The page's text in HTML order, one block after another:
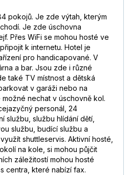
pokojů. Je zde výtah, kterým
Je zde úschovna
Přes WiFi se mohou hosté ve
k internetu. Hotel je
pro handicapované. V
a bar. Jsou zde i různé
také TV místnost a dětská
v garáži nebo na
nechat v úschovně kol.
personál, 24
službu, službu hlídání dětí,
službu, budící službu a
shuttleservis. Aktivní hosté,
na kole, si mohou půjčit
záležitostí mohou hosté
centra, které nabízí fax.